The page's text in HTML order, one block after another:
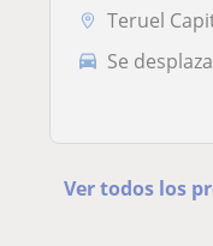
Teruel
Se
Ver todos los